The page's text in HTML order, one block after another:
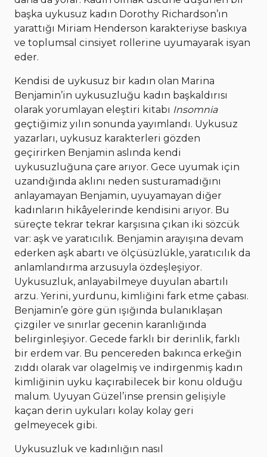
başka uykusuz kadın Dorothy Richardson’ın
yarattığı Miriam Henderson karakteriyse baskıya
ve toplumsal cinsiyet rollerine uyumayarak isyan
eder.
Kendisi de uykusuz bir kadın olan Marina
Benjamin’in uykusuzluğu kadın başkaldırısı
olarak yorumlayan eleştiri kitabı Insomnia
geçtiğimiz yılın sonunda yayımlandı. Uykusuz
yazarları, uykusuz karakterleri gözden
geçirirken Benjamin aslında kendi
uykusuzluğuna çare arıyor. Gece uyumak için
uzandığında aklını neden susturamadığını
anlayamayan Benjamin, uyuyamayan diğer
kadınların hikâyelerinde kendisini arıyor. Bu
süreçte tekrar tekrar karşısına çıkan iki sözcük
var: aşk ve yaratıcılık. Benjamin arayışına devam
ederken aşk abartı ve ölçüsüzlükle, yaratıcılık da
anlamlandırma arzusuyla özdeşleşiyor.
Uykusuzluk, anlayabilmeye duyulan abartılı
arzu. Yerini, yurdunu, kimliğini fark etme çabası.
Benjamin’e göre gün ışığında bulanıklaşan
çizgiler ve sınırlar gecenin karanlığında
belirginleşiyor. Gecede farklı bir derinlik, farklı
bir erdem var. Bu pencereden bakınca erkeğin
zıddı olarak var olagelmiş ve indirgenmiş kadın
kimliğinin uyku kaçırabilecek bir konu olduğu
malum. Uyuyan Güzel’inse prensin gelişiyle
kaçan derin uykuları kolay kolay geri
gelmeyecek gibi.
Uykusuzluk ve kadınlığın nasıl